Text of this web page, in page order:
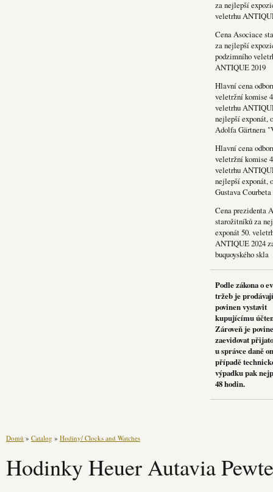
za nejlepší
veletrhu
Cena Asociace
za nejlepší
podzimního
ANTIQUE 2019
Hlavní cena
veletržní komise
veletrhu
nejlepší exponát,
Adolfa Gärtnera
Hlavní cena
veletržní komise
veletrhu
nejlepší exponát,
Gustava
Cena prezidenta
starožitníků za
exponát 50.
ANTIQUE 2024
buquoyského skla
Podle zákona o
tržeb je
povinen vystavit
kupujícímu
Zároveň je
zaevidovat
u správce daně
případě
výpadku pak
48 hodin.
Domů » Catalog » Hodiny/ Clocks and Watches
Hodinky Heuer Autavia